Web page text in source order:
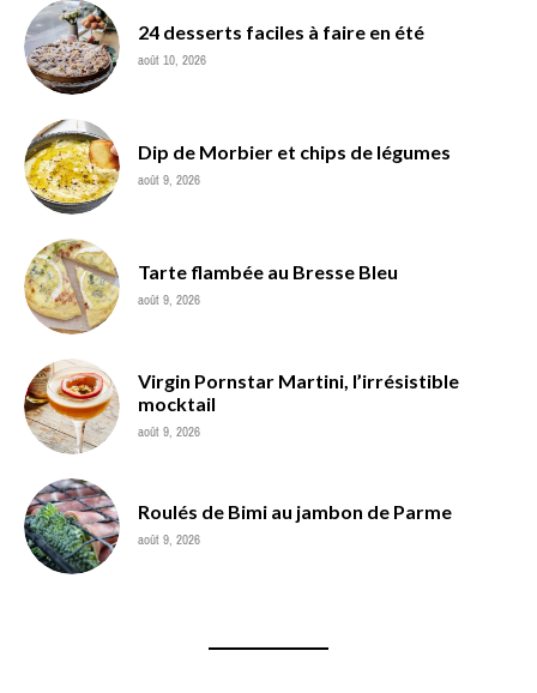
24 desserts faciles à faire en été
août 10, 2026
Dip de Morbier et chips de légumes
août 9, 2026
Tarte flambée au Bresse Bleu
août 9, 2026
Virgin Pornstar Martini, l’irrésistible
mocktail
août 9, 2026
Roulés de Bimi au jambon de Parme
août 9, 2026